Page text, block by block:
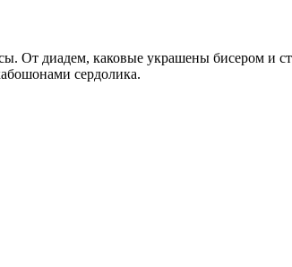
От диадем, каковые украшены бисером и
сердолика.